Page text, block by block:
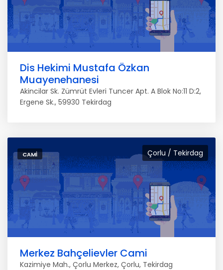
Dis Hekimi Mustafa Özkan
Muayenehanesi
Akincilar Sk. Zümrüt Evleri Tuncer Apt. A Blok No:11 D:2,
Ergene Sk., 59930 Tekirdag
Çorlu / Tekirdag
CAMI
Merkez Bahçelievler Cami
Kazimiye Mah., Çorlu Merkez, Çorlu, Tekirdag